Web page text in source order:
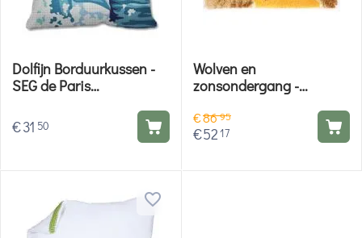
Dolfijn Borduurkussen -
SEG de Paris
€31 50
Wolven en
zonsondergang -
€8695
€5217